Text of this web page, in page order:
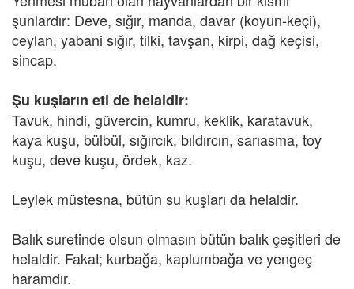
şunlardır: Deve, sığır, manda, davar (koyun-keçi),
ceylan, yabani sığır, tilki, tavşan, kirpi, dağ keçisi,
sincap.
Şu kuşların eti de helaldir:
Tavuk, hindi, güvercin, kumru, keklik, karatavuk,
kaya kuşu, bülbül, sığırcık, bıldırcın, sarıasma, toy
kuşu, deve kuşu, ördek, kaz.
Leylek müstesna, bütün su kuşları da helaldir.
Balık suretinde olsun olmasın bütün balık çeşitleri de
helaldir. Fakat; kurbağa, kaplumbağa ve yengeç
haramdır.